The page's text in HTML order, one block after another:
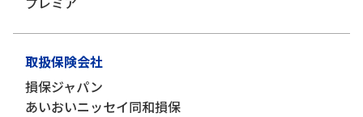
取扱保険会社
損保ジャパン
あいおいニッセイ同和損保